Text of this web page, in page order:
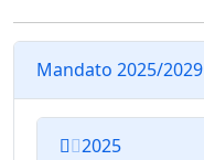
Mandato 2025/2029
2025